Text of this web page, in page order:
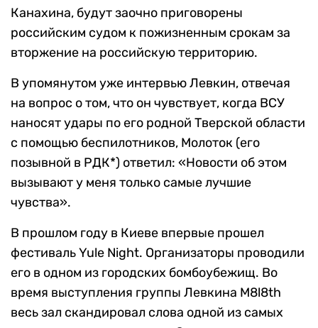
Канахина, будут заочно приговорены
российским судом к пожизненным срокам за
вторжение на российскую территорию.
В упомянутом уже интервью Левкин, отвечая
на вопрос о том, что он чувствует, когда ВСУ
наносят удары по его родной Тверской области
с помощью беспилотников, Молоток (его
позывной в РДК*) ответил: «Новости об этом
вызывают у меня только самые лучшие
чувства».
В прошлом году в Киеве впервые прошел
фестиваль Yule Night. Организаторы проводили
его в одном из городских бомбоубежищ. Во
время выступления группы Левкина M8l8th
весь зал скандировал слова одной из самых